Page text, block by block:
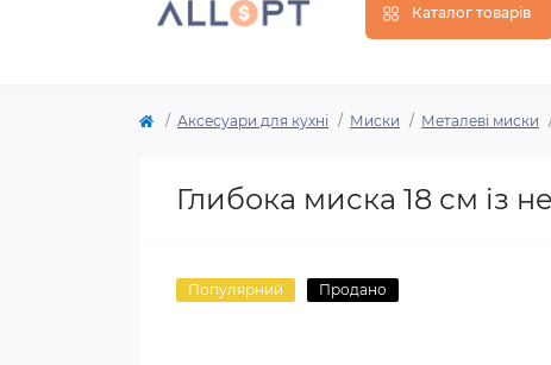
Каталог товарів
Аксесуари для кухні Миски Металеві миски
Глибока миска 18 см із
Популярний Продано